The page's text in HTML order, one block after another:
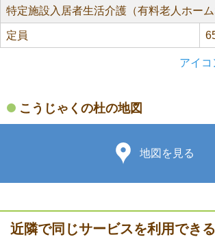
特定施設入居者生活介護（有料老人ホーム
定員
アイコ
こうじゃくの杜の地図
地図を見る
近隣で同じサービスを利用でき